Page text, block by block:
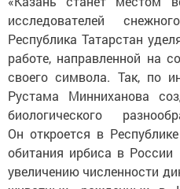
исследователей
Республика Татарстан
работе, направленной на
своего символа. Так, по
Рустама Минниханова
биологического
Он откроется в
обитания ирбиса в
увеличению численности
животных, рожденных в